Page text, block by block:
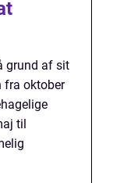
grund af sit
fra oktober
til